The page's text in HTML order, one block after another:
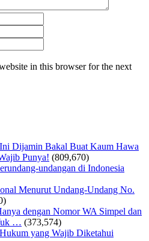
in this browser for the next
Dijamin Bakal Buat Kaum Hawa
Punya! (809,670)
undangan di Indonesia
Menurut Undang-Undang No.
dengan Nomor WA Simpel dan
… (373,574)
yang Wajib Diketahui